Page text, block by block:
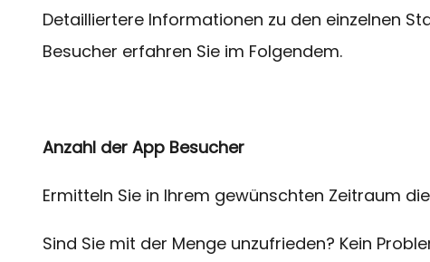
Detailliertere Informationen zu den einzelnen
Besucher erfahren Sie im Folgendem.
Anzahl der App Besucher
Ermitteln Sie in Ihrem gewünschten Zeitraum
Sind Sie mit der Menge unzufrieden? Kein